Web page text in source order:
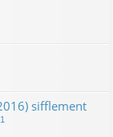
sifflement